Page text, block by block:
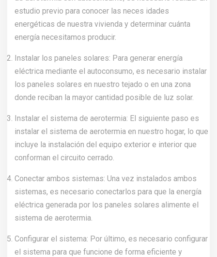
estudio previo para conocer las neces idades
energéticas de nuestra vivienda y determinar cuánta
energía necesitamos producir.
Instalar los paneles solares: Para generar energía
eléctrica mediante el autoconsumo, es necesario instalar
los paneles solares en nuestro tejado o en una zona
donde reciban la mayor cantidad posible de luz solar.
Instalar el sistema de aerotermia: El siguiente paso es
instalar el sistema de aerotermia en nuestro hogar, lo que
incluye la instalación del equipo exterior e interior que
conforman el circuito cerrado.
Conectar ambos sistemas: Una vez instalados ambos
sistemas, es necesario conectarlos para que la energía
eléctrica generada por los paneles solares alimente el
sistema de aerotermia.
Configurar el sistema: Por último, es necesario configurar
el sistema para que funcione de forma eficiente y